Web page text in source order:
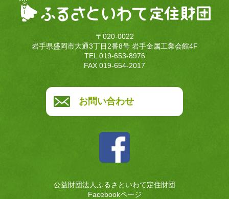
〒020-0022
岩手県盛岡市大通3丁目2番8号 岩手金属工業会館4F
TEL 019-653-8976
FAX 019-654-2017
お問い合わせ
公益財団法人ふるさといわて定住財団
Facebookページ